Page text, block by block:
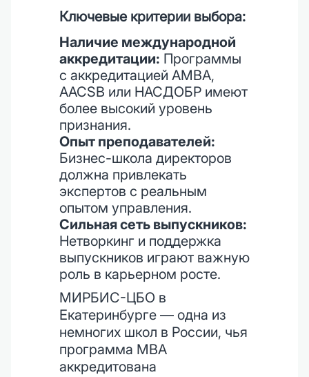
Ключевые критерии выбора:
Наличие международной
аккредитации: Программы
с аккредитацией AMBA,
AACSB или НАСДОБР имеют
более высокий уровень
признания.
Опыт преподавателей:
Бизнес-школа директоров
должна привлекать
экспертов с реальным
опытом управления.
Сильная сеть выпускников:
Нетворкинг и поддержка
выпускников играют важную
роль в карьерном росте.
МИРБИС-ЦБО в
Екатеринбурге — одна из
немногих школ в России, чья
программа MBA
аккредитована